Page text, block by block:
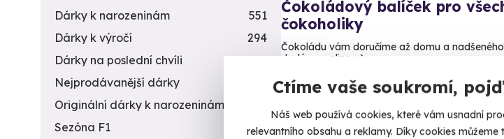
Ctíme vaše soukromí,
Náš web používá cookies, které vám usnadní
relevantního obsahu a reklamy. Díky cookies
Čokoládový balíček pro
čokoholiky
Čokoládu vám doručíme až domu a
dodáme online :-)
U vás doma
1 459 Kč
Dárky k narozeninám
551
Dárky k výročí
294
Dárky na poslední chvíli
450
Nejprodávanější dárky
Originální dárky k narozeninám
Sezóna F1
4